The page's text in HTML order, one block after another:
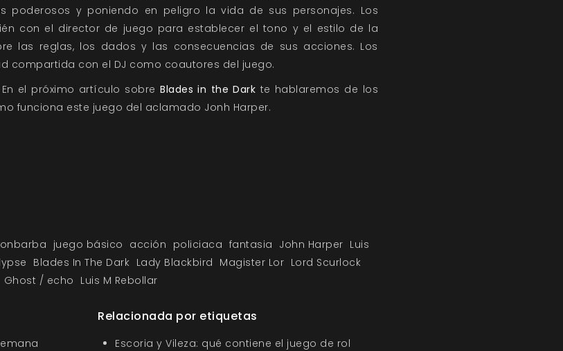
poderosos y poniendo en peligro la vida de sus personajes. Los
con el director de juego para establecer el tono y el estilo de la
las reglas, los dados y las consecuencias de sus acciones. Los
compartida con el DJ como coautores del juego.
En el próximo artículo sobreBlades in the Dark te hablaremos de los
funciona este juego del aclamado Jonh Harper.
juego básico acción policiaca fantasia John Harper Luis
Blades In The Dark Lady Blackbird Magister Lor Lord Scurlock
Ghost / echo Luis M Rebollar
Relacionada por etiquetas
Escoria y Vileza: qué contiene el juego de rol